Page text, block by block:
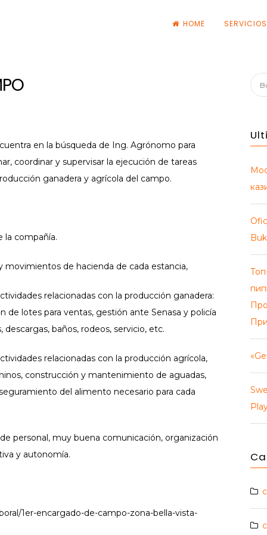
HOME SERVICIOS
en la búsqueda de Ing. Agrónomo para
coordinar y supervisar la ejecución de tareas
ganadera y agrícola del campo.
la compañía.
movimientos de hacienda de cada estancia,
relacionadas con la producción ganadera:
de lotes para ventas, gestión ante Senasa y policía
baños, rodeos, servicio, etc.
relacionadas con la producción agrícola,
construcción y mantenimiento de aguadas,
del alimento necesario para cada
personal, muy buena comunicación, organización
y autonomía.
1er-encargado-de-campo-zona-bella-vista-